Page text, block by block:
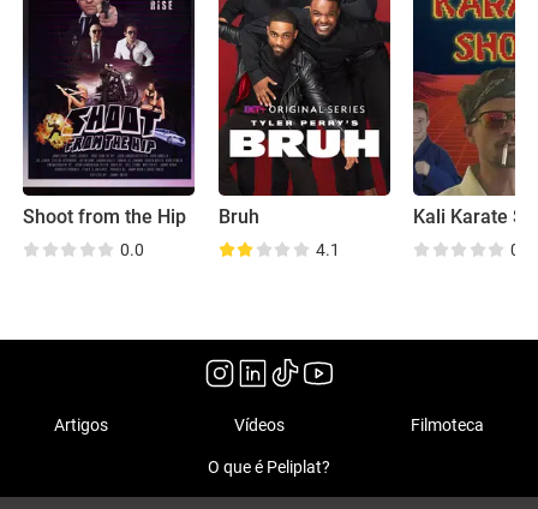
Shoot from the Hip
0.0
Bruh
4.1
Kali Karate
0.0
Artigos Vídeos Filmoteca
O que é Peliplat?